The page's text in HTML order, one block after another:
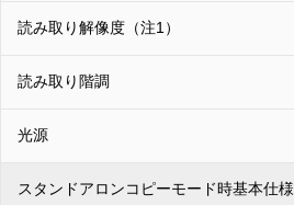
読み取り解像度（注1）
読み取り階調
光源
スタンドアロンコピーモード時基本仕様